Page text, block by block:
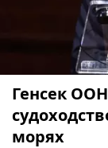
Генсек
морях